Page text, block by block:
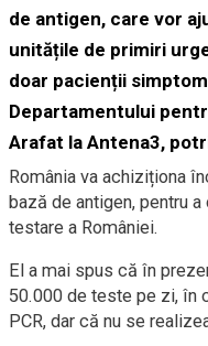
de antigen, care vor
unitățile de primiri
doar pacienții
Departamentului
Arafat la Antena3,
România va achiziționa
bază de antigen, pentru
testare a României.
El a mai spus că în
50.000 de teste pe zi, în
PCR, dar că nu se